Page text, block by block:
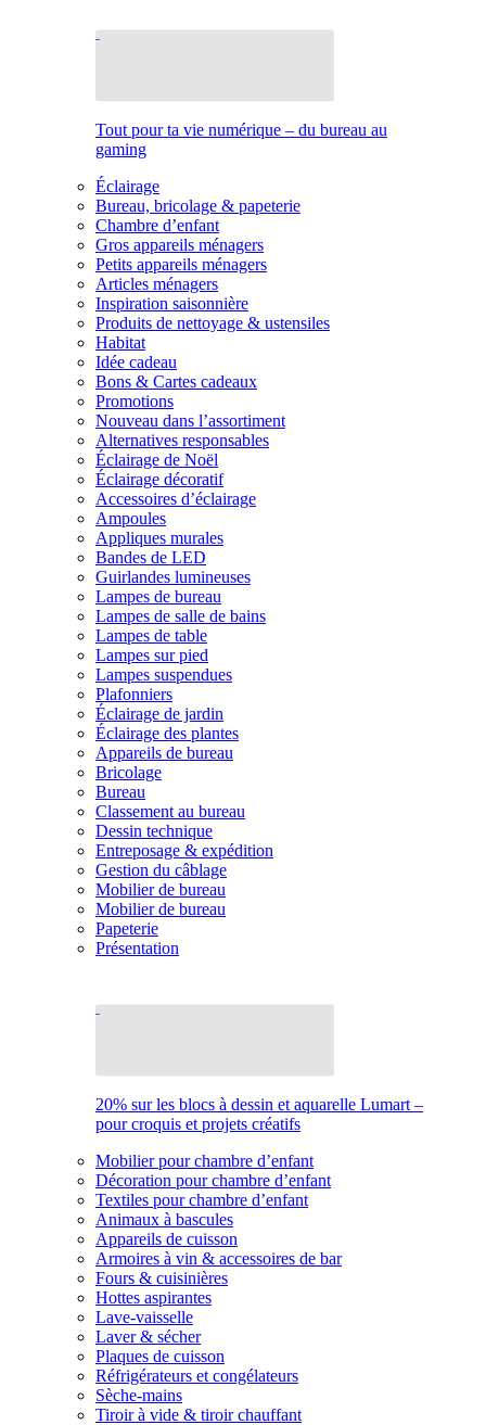
Tout pour ta vie numérique – du bureau au
gaming
Éclairage
Bureau, bricolage & papeterie
Chambre d’enfant
Gros appareils ménagers
Petits appareils ménagers
Articles ménagers
Inspiration saisonnière
Produits de nettoyage & ustensiles
Habitat
Idée cadeau
Bons & Cartes cadeaux
Promotions
Nouveau dans l’assortiment
Alternatives responsables
Éclairage de Noël
Éclairage décoratif
Accessoires d’éclairage
Ampoules
Appliques murales
Bandes de LED
Guirlandes lumineuses
Lampes de bureau
Lampes de salle de bains
Lampes de table
Lampes sur pied
Lampes suspendues
Plafonniers
Éclairage de jardin
Éclairage des plantes
Appareils de bureau
Bricolage
Bureau
Classement au bureau
Dessin technique
Entreposage & expédition
Gestion du câblage
Mobilier de bureau
Mobilier de bureau
Papeterie
Présentation
20% sur les blocs à dessin et aquarelle Lumart –
pour croquis et projets créatifs
Mobilier pour chambre d’enfant
Décoration pour chambre d’enfant
Textiles pour chambre d’enfant
Animaux à bascules
Appareils de cuisson
Armoires à vin & accessoires de bar
Fours & cuisinières
Hottes aspirantes
Lave-vaisselle
Laver & sécher
Plaques de cuisson
Réfrigérateurs et congélateurs
Sèche-mains
Tiroir à vide & tiroir chauffant